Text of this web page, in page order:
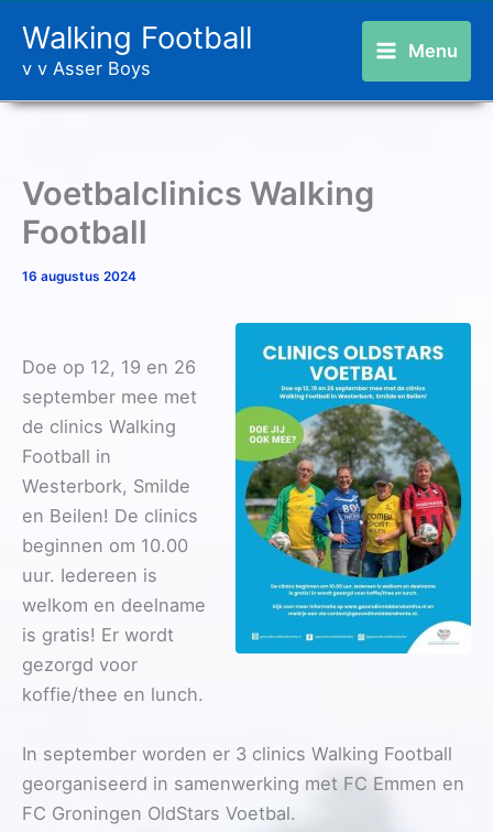
naar
inhoud
Walking Football
v v Asser Boys
Menu
Voetbalclinics Walking
Football
16 augustus 2024
Doe op 12, 19 en 26
september mee met
de clinics Walking
Football in
Westerbork, Smilde
en Beilen! De clinics
beginnen om 10.00
uur. Iedereen is
welkom en deelname
is gratis! Er wordt
gezorgd voor
koffie/thee en lunch.
In september worden er 3 clinics Walking Football
georganiseerd in samenwerking met FC Emmen en
FC Groningen OldStars Voetbal.